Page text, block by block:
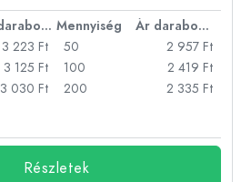
Ár darabonként Mennyiség
Ár darabonként
3 223 Ft
3 125 Ft
3 030 Ft
50
2 957 Ft
100
2 419 Ft
200
2 335 Ft
Részletek